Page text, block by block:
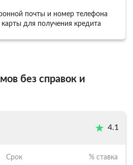
почты и номер телефона
для получения кредита
без справок и
4.1
Срок % ставка